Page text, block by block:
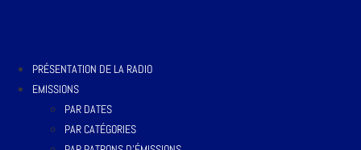
PRÉSENTATION DE LA RADIO
EMISSIONS
PAR DATES
PAR CATÉGORIES